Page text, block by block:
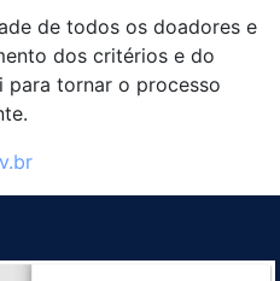
de todos os doadores e
dos critérios e do
tornar o processo